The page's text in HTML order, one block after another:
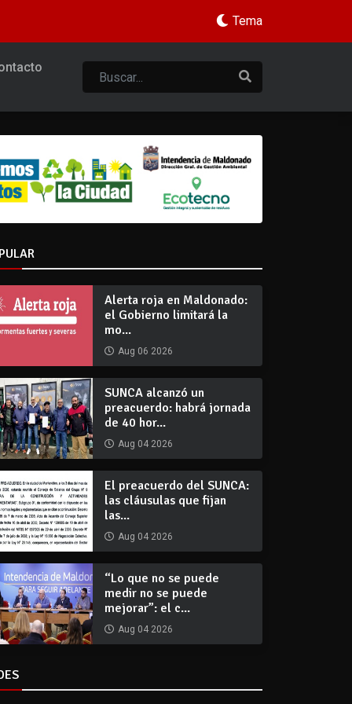
Tema
Alerta roja en Maldonado:
el Gobierno limitará la
mo...
Aug 06 2026
SUNCA alcanzó un
preacuerdo: habrá jornada
de 40 hor...
Aug 04 2026
El preacuerdo del SUNCA:
las cláusulas que fijan
las...
Aug 04 2026
“Lo que no se puede
medir no se puede
mejorar”: el c...
Aug 04 2026